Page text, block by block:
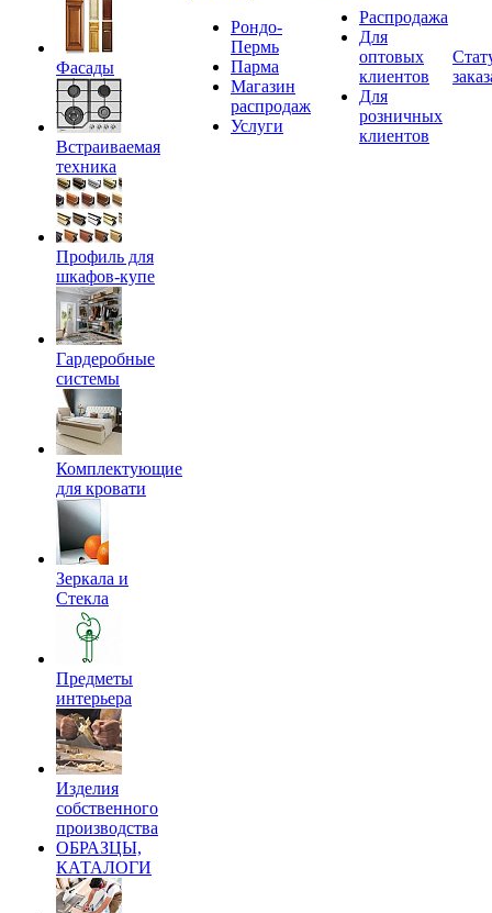
Фасады
Встраиваемая
техника
Профиль для
шкафов-купе
Гардеробные
системы
Комплектующие
для кровати
Зеркала и
Стекла
Предметы
интерьера
Изделия
собственного
производства
ОБРАЗЦЫ,
КАТАЛОГИ
Рондо-
Пермь
Парма
Магазин
распродаж
Услуги
Распродажа
Для
оптовых
клиентов
Для
розничных
клиентов